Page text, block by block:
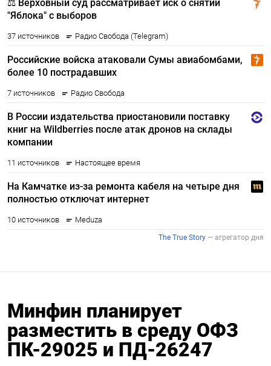
Минфин планирует
разместить в среду ОФЗ
ПК-29025 и ПД-26247